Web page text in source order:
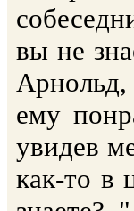
вы не
Арнольд,
ему
увидев
как-то в